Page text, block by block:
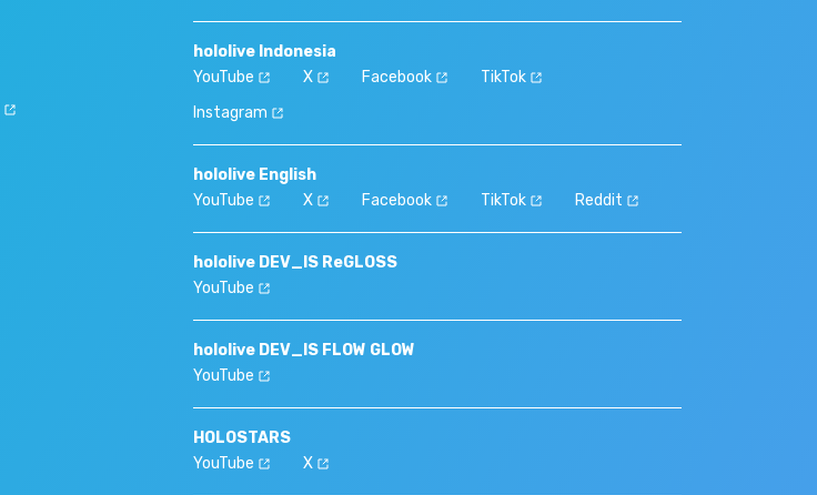
hololive Indonesia
YouTube
X Facebook
TikTok
Instagram
hololive English
YouTube
X Facebook TikTok Reddit
hololive DEV_IS ReGLOSS
YouTube
hololive DEV_IS FLOW GLOW
YouTube
HOLOSTARS
YouTube
X